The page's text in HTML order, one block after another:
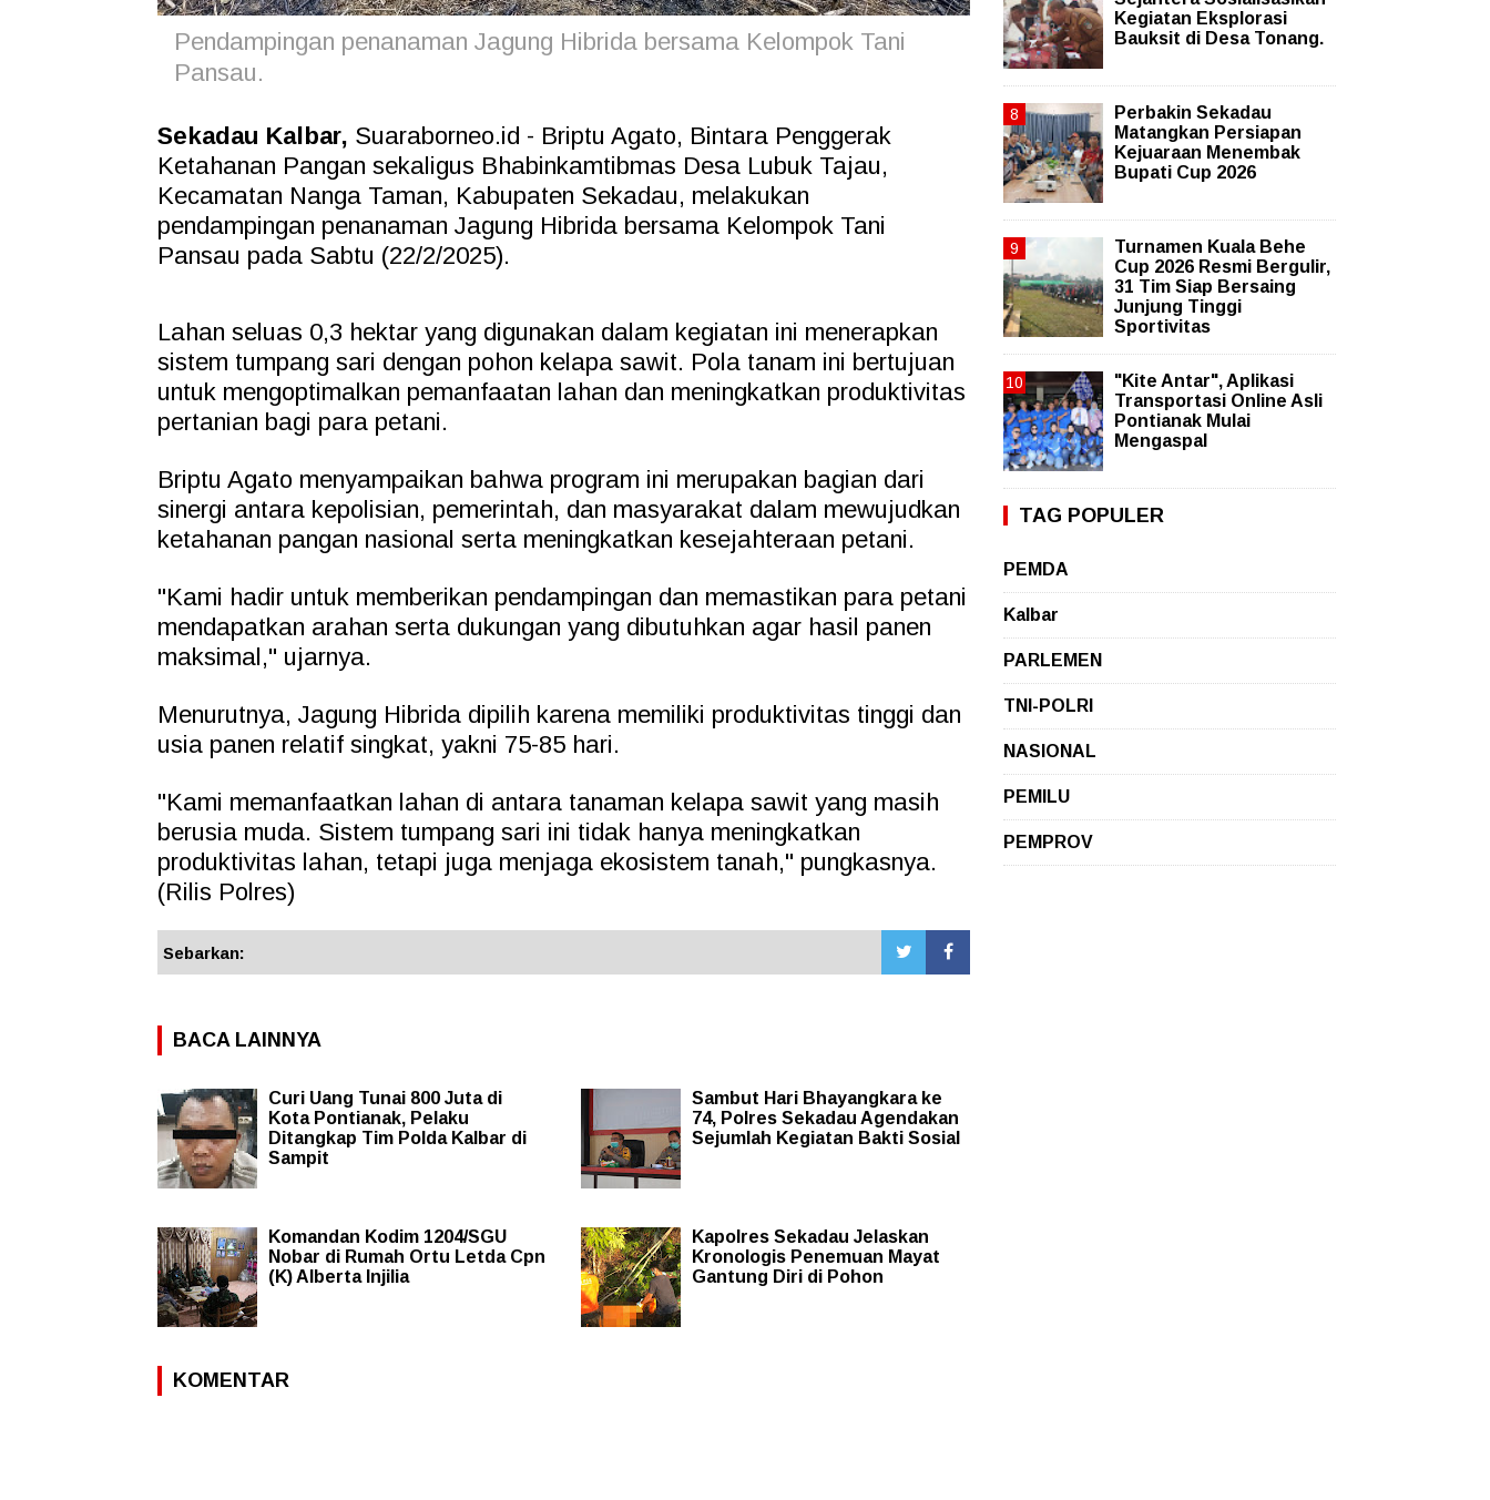
Pendampingan penanaman Jagung Hibrida bersama Kelompok Tani
Pansau.
Sekadau Kalbar, Suaraborneo.id - Briptu Agato, Bintara Penggerak
Ketahanan Pangan sekaligus Bhabinkamtibmas Desa Lubuk Tajau,
Kecamatan Nanga Taman, Kabupaten Sekadau, melakukan
pendampingan penanaman Jagung Hibrida bersama Kelompok Tani
Pansau pada Sabtu (22/2/2025).
Lahan seluas 0,3 hektar yang digunakan dalam kegiatan ini menerapkan
sistem tumpang sari dengan pohon kelapa sawit. Pola tanam ini bertujuan
untuk mengoptimalkan pemanfaatan lahan dan meningkatkan produktivitas
pertanian bagi para petani.
Briptu Agato menyampaikan bahwa program ini merupakan bagian dari
sinergi antara kepolisian, pemerintah, dan masyarakat dalam mewujudkan
ketahanan pangan nasional serta meningkatkan kesejahteraan petani.
"Kami hadir untuk memberikan pendampingan dan memastikan para petani
mendapatkan arahan serta dukungan yang dibutuhkan agar hasil panen
maksimal," ujarnya.
Menurutnya, Jagung Hibrida dipilih karena memiliki produktivitas tinggi dan
usia panen relatif singkat, yakni 75-85 hari.
"Kami memanfaatkan lahan di antara tanaman kelapa sawit yang masih
berusia muda. Sistem tumpang sari ini tidak hanya meningkatkan
produktivitas lahan, tetapi juga menjaga ekosistem tanah," pungkasnya.
(Rilis Polres)
Sebarkan:
BACA LAINNYA
Curi Uang Tunai 800 Juta di
Kota Pontianak, Pelaku
Ditangkap Tim Polda Kalbar di
Sampit
Sambut Hari Bhayangkara ke
74, Polres Sekadau Agendakan
Sejumlah Kegiatan Bakti Sosial
Komandan Kodim 1204/SGU
Nobar di Rumah Ortu Letda Cpn
(K) Alberta Injilia
Kapolres Sekadau Jelaskan
Kronologis Penemuan Mayat
Gantung Diri di Pohon
KOMENTAR
Kegiatan Eksplorasi
Bauksit di Desa Tonang.
Perbakin Sekadau
Matangkan Persiapan
Kejuaraan Menembak
Bupati Cup 2026
Turnamen Kuala Behe
Cup 2026 Resmi Bergulir,
31 Tim Siap Bersaing
Junjung Tinggi
Sportivitas
"Kite Antar", Aplikasi
Transportasi Online Asli
Pontianak Mulai
Mengaspal
TAG POPULER
PEMDA
Kalbar
PARLEMEN
TNI-POLRI
NASIONAL
PEMILU
PEMPROV